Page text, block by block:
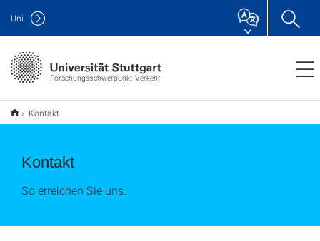
Forschungsschwerpunkt Verkehr
Uni
Kontakt
Kontakt
So erreichen Sie uns.